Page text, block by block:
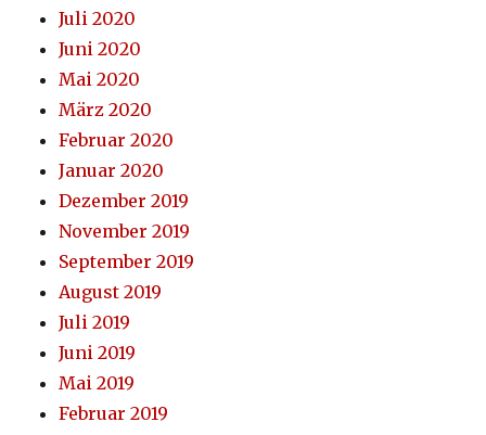
Juli 2020
Juni 2020
Mai 2020
März 2020
Februar 2020
Januar 2020
Dezember 2019
November 2019
September 2019
August 2019
Juli 2019
Juni 2019
Mai 2019
Februar 2019